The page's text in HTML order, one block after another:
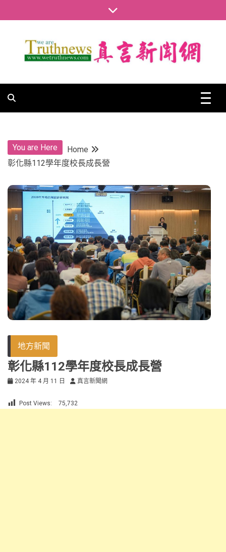
to
真言新聞網
You are Here
Home
彰化縣112學年度校長成長營
地方新聞
彰化縣112學年度校長成長營
2024 年 4 月 11 日 真言新聞網
Post Views: 75,732